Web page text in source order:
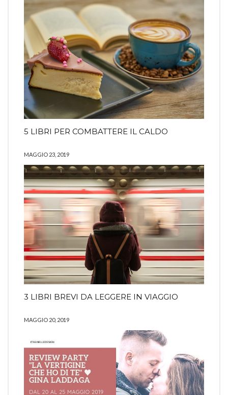
5 LIBRI PER COMBATTERE IL CALDO
MAGGIO 23, 2019
3 LIBRI BREVI DA LEGGERE IN VIAGGIO
MAGGIO 20, 2019